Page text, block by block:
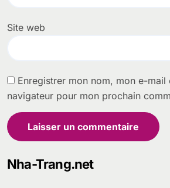
Site web
Enregistrer mon nom, mon e-mail
navigateur pour mon prochain
Nha-Trang.net